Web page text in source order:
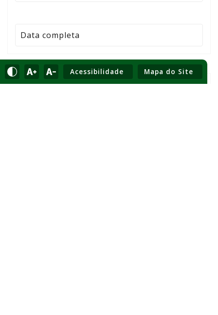
Acessibilidade Mapa do Site
Filtre apenas por valores específicos de uma
data